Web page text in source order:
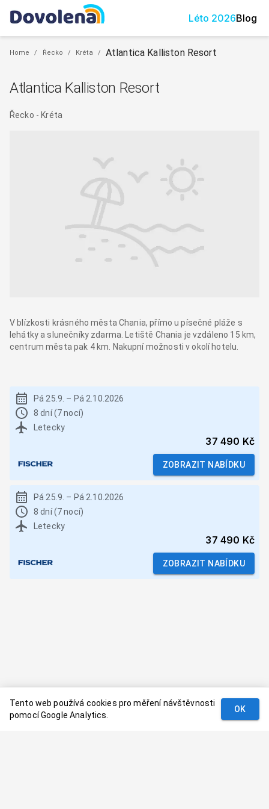
Léto 2026Blog
Home / Řecko / Kréta / Atlantica Kalliston Resort
Atlantica Kalliston Resort
Řecko - Kréta
V blízkosti krásného města Chania, přímo u písečné pláže s
lehátky a slunečníky zdarma. Letiště Chania je vzdáleno 15 km,
centrum města pak 4 km. Nakupní možnosti v okolí hotelu.
Pá 25.9. – Pá 2.10.2026
8 dní (7 nocí)
Letecky
37 490 Kč
ZOBRAZIT NABÍDKU
Pá 25.9. – Pá 2.10.2026
8 dní (7 nocí)
Letecky
37 490 Kč
ZOBRAZIT NABÍDKU
Tento web používá cookies pro měření návštěvnosti
pomocí Google Analytics.
OK